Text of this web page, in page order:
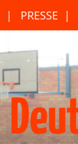
PRESSE